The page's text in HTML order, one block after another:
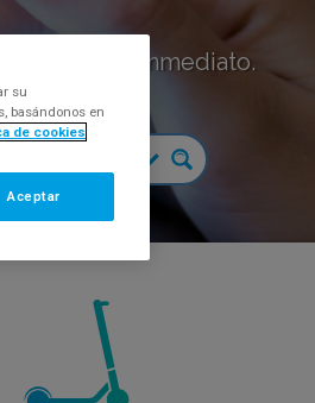
de inmediato.
su
basándonos en
de cookies
Aceptar